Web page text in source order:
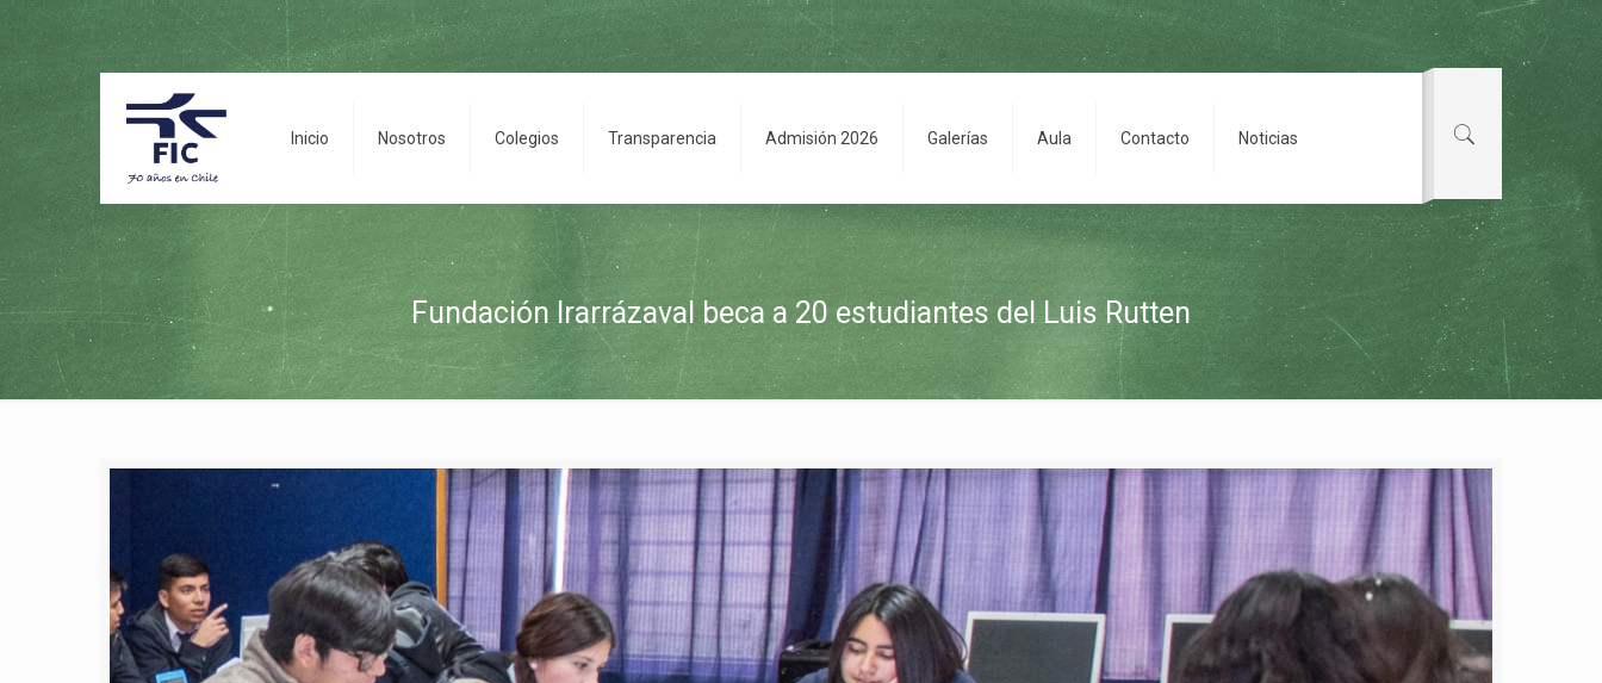
Inicio Nosotros Colegios Transparencia Admisión 2026 Galerías Aula Contacto Noticias
Fundación Irarrázaval beca a 20 estudiantes del Luis Rutten